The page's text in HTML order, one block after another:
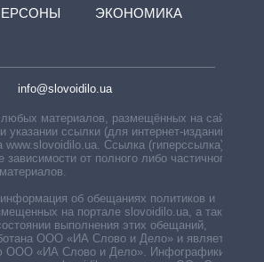
ЭКОНОМИКА
info@slovoidilo.ua
материалов, размещённых на сайте,
указании ссылки (для интернет-изданий —
www.slovoidilo.ua. Ссылка (гиперссылка)
зависимости от полного либо частичного
об обещаниях политиков и
на портале slovoidilo.ua, а также
выполнения этих обещаний,
ООО «ИА Слово и Дело» и является
ООО «ИА Слово и Дело». Инфографики,